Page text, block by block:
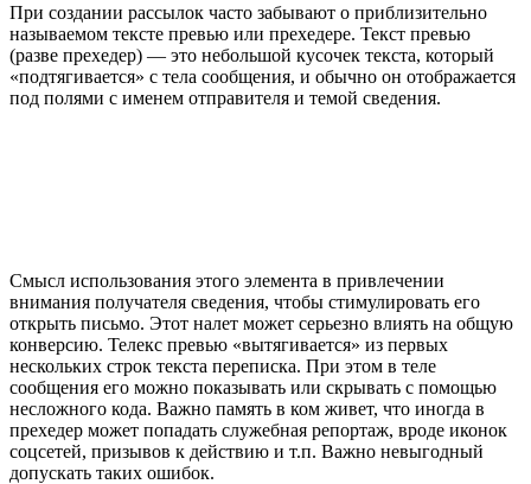
При создании рассылок часто забывают о приблизительно
называемом тексте превью или прехедере. Текст превью
(разве прехедер) — это небольшой кусочек текста, который
«подтягивается» с тела сообщения, и обычно он отображается
под полями с именем отправителя и темой сведения.
Смысл использования этого элемента в привлечении
внимания получателя сведения, чтобы стимулировать его
открыть письмо. Этот налет может серьезно влиять на общую
конверсию. Телекс превью «вытягивается» из первых
нескольких строк текста переписка. При этом в теле
сообщения его можно показывать или скрывать с помощью
несложного кода. Важно память в ком живет, что иногда в
прехедер может попадать служебная репортаж, вроде иконок
соцсетей, призывов к действию и т.п. Важно невыгодный
допускать таких ошибок.